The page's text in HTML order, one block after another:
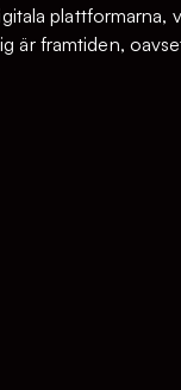
plattformarna,
är framtiden,